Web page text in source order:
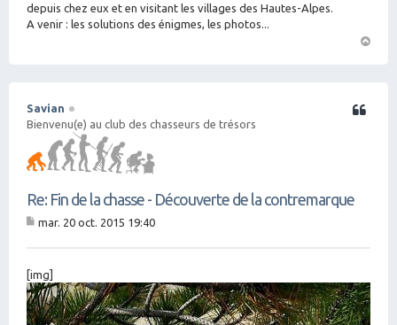
depuis chez eux et en visitant les villages des Hautes-Alpes.
A venir : les solutions des énigmes, les photos...
Savian
Bienvenu(e) au club des chasseurs de trésors
Re: Fin de la chasse - Découverte de la contremarque
Citation
g
e
mar. 20 oct. 2015 19:40
[img]